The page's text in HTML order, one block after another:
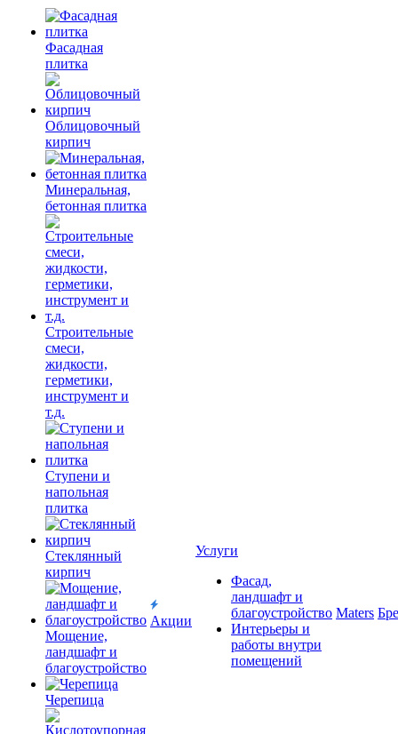
Фасадная
плитка
Облицовочный
кирпич
Минеральная,
бетонная плитка
Строительные
смеси,
жидкости,
герметики,
инструмент и
т.д.
Ступени и
напольная
плитка
Cтеклянный
кирпич
Мощение,
ландшафт и
благоустройство
Черепица
Акции
Услуги
Фасад,
ландшафт и
благоустройство
Интерьеры и
работы внутри
помещений
Maters